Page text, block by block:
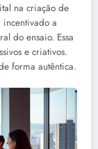
na criação de
a
do ensaio. Essa
e criativos.
forma autêntica.